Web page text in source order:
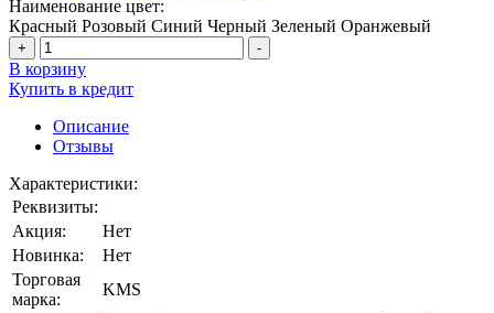
Наименование цвет:
Красный Розовый Синий Черный Зеленый Оранжевый
+ -
В корзину
Купить в кредит
Описание
Отзывы
Характеристики:
Реквизиты:
Акция:
Нет
Новинка:
Нет
Торговая
марка:
KMS